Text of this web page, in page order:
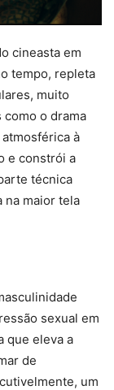
cineasta em
tempo, repleta
muito
o drama
à
e constrói a
técnica
na maior tela
sexual em
que eleva a
de
um